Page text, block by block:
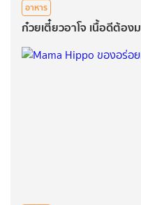
อาหาร
ก๋วยเตี๋ยวอาโจ เนื้อดีต้อง